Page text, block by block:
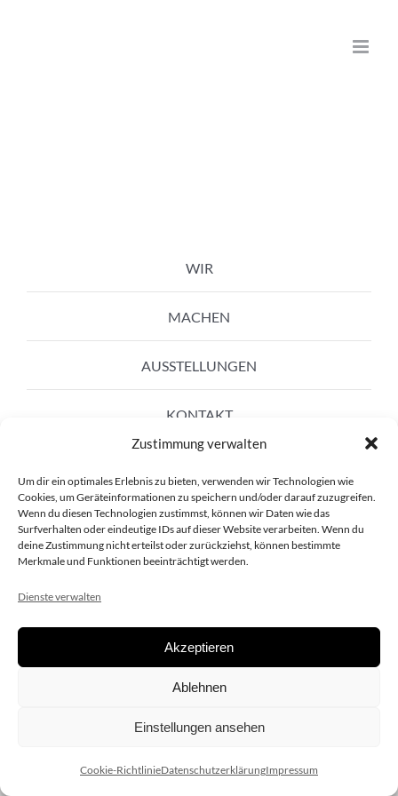
Zustimmung verwalten
Um dir ein optimales Erlebnis zu bieten, verwenden wir Technologien wie
Cookies, um Geräteinformationen zu speichern und/oder darauf zuzugreifen.
Wenn du diesen Technologien zustimmst, können wir Daten wie das
Surfverhalten oder eindeutige IDs auf dieser Website verarbeiten. Wenn du
deine Zustimmung nicht erteilst oder zurückziehst, können bestimmte
Merkmale und Funktionen beeinträchtigt werden.
Dienste verwalten
Akzeptieren
Ablehnen
Einstellungen ansehen
Cookie-RichtlinieDatenschutzerklärungImpressum
WIR
MACHEN
AUSSTELLUNGEN
KONTAKT
Copyright 2020 dieSCHAUsteller.at |Datenschützerklärung|
| Design:www.ARGEntur.at